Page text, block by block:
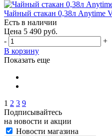
Чайный стакан 0,38л Anytime
Есть в наличии
Цена 5 490 руб.
-
+
В корзину
Показать еще
1 2 3 9
Подписывайтесь
на новости и акции
Новости магазина